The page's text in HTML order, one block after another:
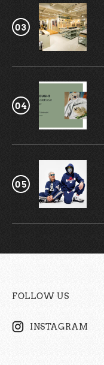
FOLLOW US
INSTAGRAM